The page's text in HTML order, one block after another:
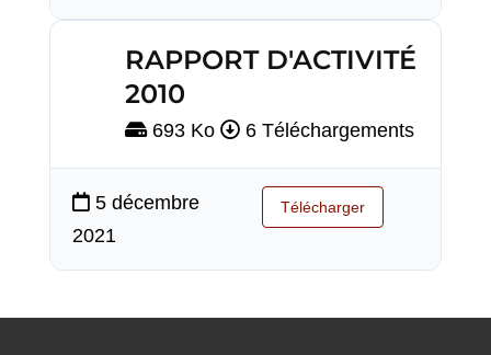
RAPPORT D'ACTIVITÉ
2010
693 Ko 6 Téléchargements
5 décembre
2021
Télécharger